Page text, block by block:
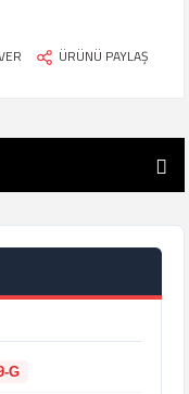
ÜRÜNÜ PAYLAŞ
G